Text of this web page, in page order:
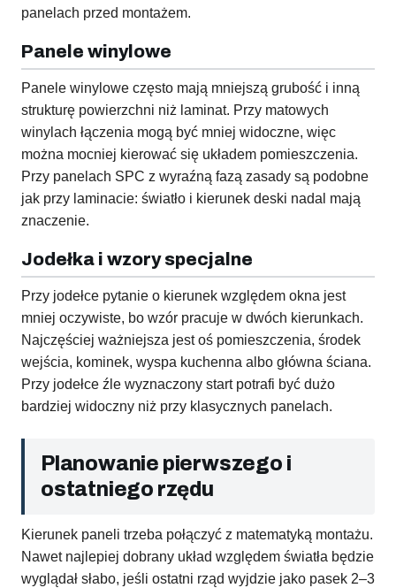
panelach przed montażem.
Panele winylowe
Panele winylowe często mają mniejszą grubość i inną
strukturę powierzchni niż laminat. Przy matowych
winylach łączenia mogą być mniej widoczne, więc
można mocniej kierować się układem pomieszczenia.
Przy panelach SPC z wyraźną fazą zasady są podobne
jak przy laminacie: światło i kierunek deski nadal mają
znaczenie.
Jodełka i wzory specjalne
Przy jodełce pytanie o kierunek względem okna jest
mniej oczywiste, bo wzór pracuje w dwóch kierunkach.
Najczęściej ważniejsza jest oś pomieszczenia, środek
wejścia, kominek, wyspa kuchenna albo główna ściana.
Przy jodełce źle wyznaczony start potrafi być dużo
bardziej widoczny niż przy klasycznych panelach.
Planowanie pierwszego i
ostatniego rzędu
Kierunek paneli trzeba połączyć z matematyką montażu.
Nawet najlepiej dobrany układ względem światła będzie
wyglądał słabo, jeśli ostatni rząd wyjdzie jako pasek 2–3